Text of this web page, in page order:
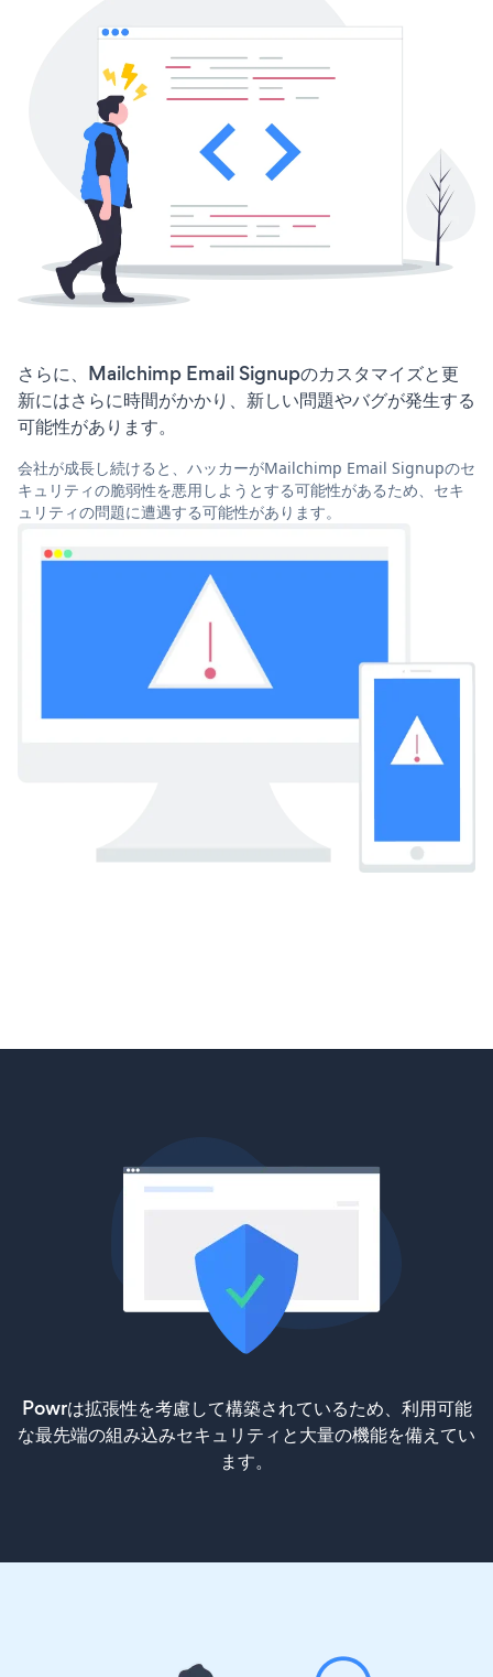
さらに、Mailchimp Email Signupのカスタマイズと更
新にはさらに時間がかかり、新しい問題やバグが発生する
可能性があります。
会社が成長し続けると、ハッカーがMailchimp Email Signupのセ
キュリティの脆弱性を悪用しようとする可能性があるため、セキ
ュリティの問題に遭遇する可能性があります。
Powrは拡張性を考慮して構築されているため、利用可能
な最先端の組み込みセキュリティと大量の機能を備えてい
ます。